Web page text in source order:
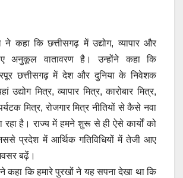
कहा कि छत्तीसगढ़ में उद्योग, व्यापार और
अनुकूल वातावरण है। उन्होंने कहा कि
छत्तीसगढ़ में देश और दुनिया के निवेशक
मित्र, व्यापार मित्र, कारोबार मित्र,
मित्र, रोजगार मित्र नीतियों से कैसे नवा
रहा है। राज्य में हमने शुरू से ही ऐसे कार्यों को
प्रदेश में आर्थिक गतिविधियों में तेजी आए
बढ़ें।
कहा कि हमारे पुरखों ने यह सपना देखा था कि